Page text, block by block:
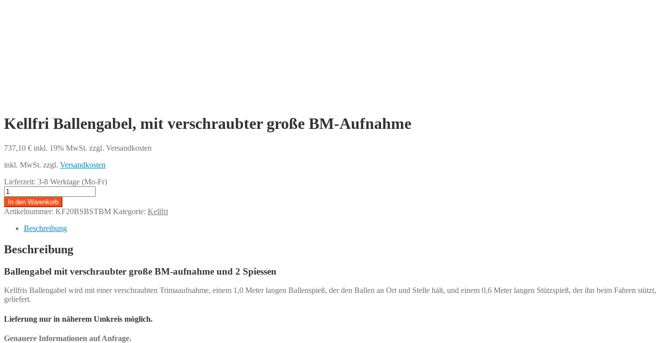
Kellfri Ballengabel, mit verschraubter große BM-Aufnahme
737,10 € inkl. 19% MwSt. zzgl. Versandkosten
inkl. MwSt. zzgl. Versandkosten
Lieferzeit: 3-8 Werktage (Mo-Fr)
Kellfri
Ballengabel,
mit
verschraubter
große
Aufnahme
Menge
In den Warenkorb
Artikelnummer: KF20BSBSTBM Kategorie: Kellfri
Beschreibung
Beschreibung
Ballengabel mit verschraubter große BM-aufnahme und 2 Spiessen
Kellfris Ballengabel wird mit einer verschraubten Trimaaufnahme, einem 1,0 Meter langen Ballenspieß, der den Ballen an Ort und Stelle hält, und einem 0,6 Meter langen Stützspieß, der ihn beim Fahren stützt,
geliefert.
Lieferung nur in näherem Umkreis möglich.
Genauere Informationen auf Anfrage.